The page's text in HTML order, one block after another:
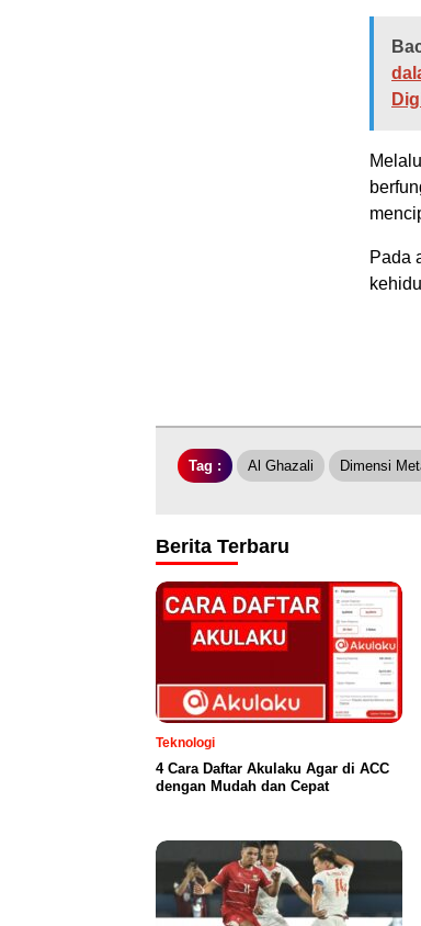
Pada
Tag : Al Ghazali Dimensi
Berita Terbaru
Teknologi
4 Cara Daftar Akulaku Agar di ACC
dengan Mudah dan Cepat